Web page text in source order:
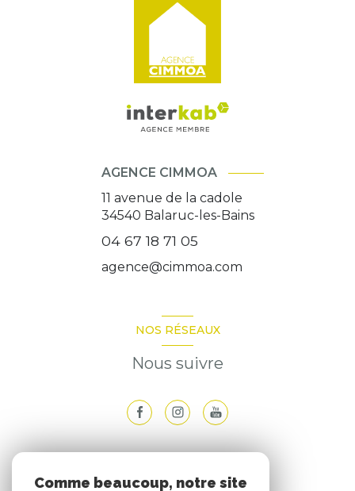
AGENCE CIMMOA
11 avenue de la cadole
34540 Balaruc-les-Bains
04 67 18 71 05
agence@cimmoa.com
NOS RÉSEAUX
Nous suivre
Comme beaucoup, notre site